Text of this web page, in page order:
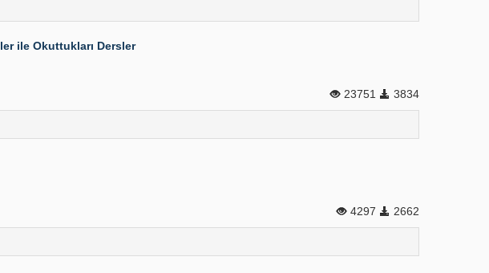
ile Okuttukları Dersler
23751 3834
4297 2662